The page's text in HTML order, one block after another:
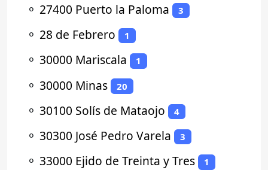
⚬ 27400 Puerto la Paloma 3
⚬ 28 de Febrero 1
⚬ 30000 Mariscala 1
⚬ 30000 Minas 20
⚬ 30100 Solís de Mataojo 4
⚬ 30300 José Pedro Varela 3
⚬ 33000 Ejido de Treinta y Tres 1